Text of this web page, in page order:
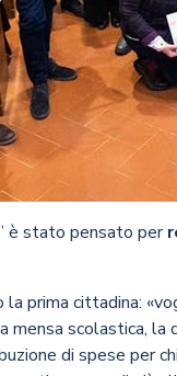
è stato pensato per
prima cittadina:
mensa scolastica, la
di spese per